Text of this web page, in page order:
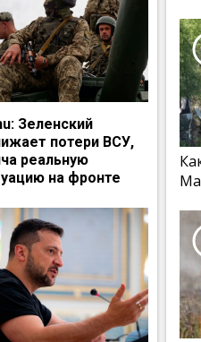
Зеленский
потери ВСУ,
реальную
на фронте